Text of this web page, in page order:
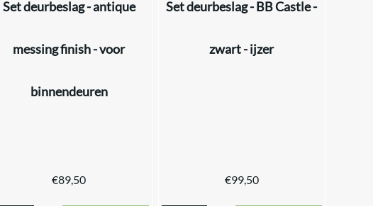
Set deurbeslag - antique
messing finish - voor
binnendeuren
€89,50
Set deurbeslag - BB Castle -
zwart - ijzer
€99,50